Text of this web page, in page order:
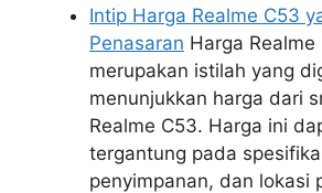
Intip Harga Realme C53
Penasaran Harga Realme
merupakan istilah yang
menunjukkan harga dari
Realme C53. Harga ini
tergantung pada
penyimpanan, dan lokasi